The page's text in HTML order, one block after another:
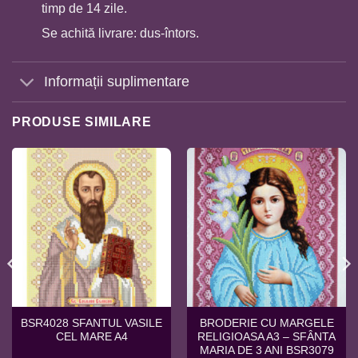
timp de 14 zile.
Se achită livrare: dus-întors.
Informații suplimentare
PRODUSE SIMILARE
BSR4028 SFANTUL VASILE
CEL MARE A4
BRODERIE CU MARGELE
RELIGIOASA A3 – SFÂNTA
MARIA DE 3 ANI BSR3079